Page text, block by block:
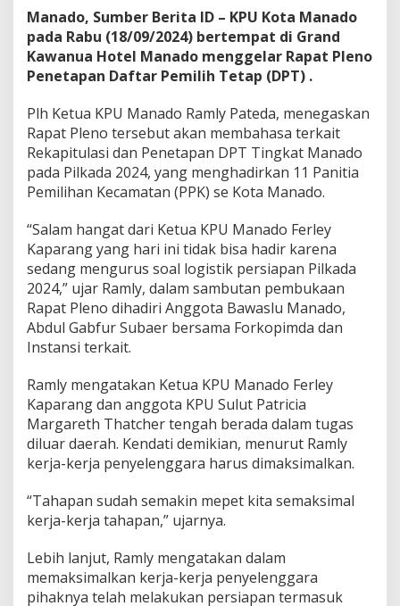
l
e
n
o
:
u
m
l
a
h
D
A
d
a
l
h
3
.
4
2
Manado, Sumber Berita ID – KPU Kota Manado
pada Rabu (18/09/2024) bertempat di Grand
Kawanua Hotel Manado menggelar Rapat Pleno
Penetapan Daftar Pemilih Tetap (DPT) .
Plh Ketua KPU Manado Ramly Pateda, menegaskan
Rapat Pleno tersebut akan membahasa terkait
Rekapitulasi dan Penetapan DPT Tingkat Manado
pada Pilkada 2024, yang menghadirkan 11 Panitia
Pemilihan Kecamatan (PPK) se Kota Manado.
“Salam hangat dari Ketua KPU Manado Ferley
Kaparang yang hari ini tidak bisa hadir karena
sedang mengurus soal logistik persiapan Pilkada
2024,” ujar Ramly, dalam sambutan pembukaan
Rapat Pleno dihadiri Anggota Bawaslu Manado,
Abdul Gabfur Subaer bersama Forkopimda dan
Instansi terkait.
Ramly mengatakan Ketua KPU Manado Ferley
Kaparang dan anggota KPU Sulut Patricia
Margareth Thatcher tengah berada dalam tugas
diluar daerah. Kendati demikian, menurut Ramly
kerja-kerja penyelenggara harus dimaksimalkan.
“Tahapan sudah semakin mepet kita semaksimal
kerja-kerja tahapan,” ujarnya.
Lebih lanjut, Ramly mengatakan dalam
memaksimalkan kerja-kerja penyelenggara
pihaknya telah melakukan persiapan termasuk